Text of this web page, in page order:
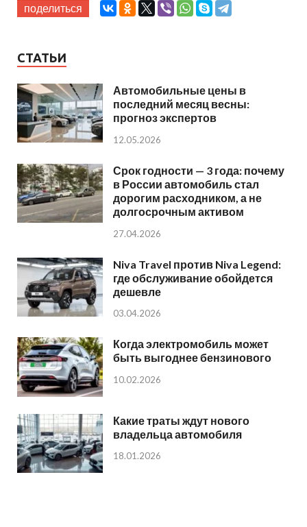
поделиться
СТАТЬИ
Автомобильные цены в
последний месяц весны:
прогноз экспертов
12.05.2026
Срок годности — 3 года: почему
в России автомобиль стал
дорогим расходником, а не
долгосрочным активом
27.04.2026
Niva Travel против Niva Legend:
где обслуживание обойдется
дешевле
03.04.2026
Когда электромобиль может
быть выгоднее бензинового
10.02.2026
Какие траты ждут нового
владельца автомобиля
18.01.2026